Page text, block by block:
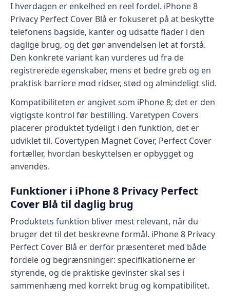
I hverdagen er enkelhed en reel fordel. iPhone 8
Privacy Perfect Cover Blå er fokuseret på at beskytte
telefonens bagside, kanter og udsatte flader i den
daglige brug, og det gør anvendelsen let at forstå.
Den konkrete variant kan vurderes ud fra de
registrerede egenskaber, mens et bedre greb og en
praktisk barriere mod ridser, stød og almindeligt slid.
Kompatibiliteten er angivet som iPhone 8; det er den
vigtigste kontrol før bestilling. Varetypen Covers
placerer produktet tydeligt i den funktion, det er
udviklet til. Covertypen Magnet Cover, Perfect Cover
fortæller, hvordan beskyttelsen er opbygget og
anvendes.
Funktioner i iPhone 8 Privacy Perfect
Cover Blå til daglig brug
Produktets funktion bliver mest relevant, når du
bruger det til det beskrevne formål. iPhone 8 Privacy
Perfect Cover Blå er derfor præsenteret med både
fordele og begrænsninger: specifikationerne er
styrende, og de praktiske gevinster skal ses i
sammenhæng med korrekt brug og kompatibilitet.